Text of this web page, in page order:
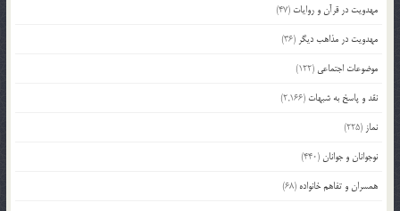
مهدویت در قرآن و روایات (47)
مهدویت در مذاهب دیگر (36)
موضوعات اجتماعی (122)
نقد و پاسخ به شبهات (2,166)
نماز (225)
نوجوانان و جوانان(440)
همسران و تفاهم خانواده (68)